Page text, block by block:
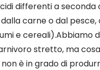
differenti a seconda
carne o dal pesce,
e cereali).Abbiamo
stretto, ma
non è in grado di